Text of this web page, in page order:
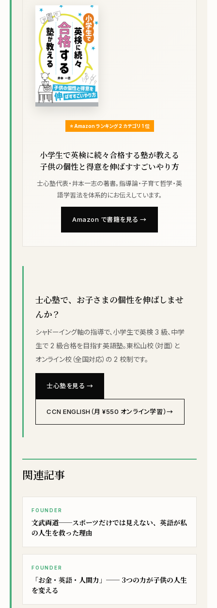
⭐ Amazon ランキング 2 カテゴリ 1 位
小学生で英検に続々合格する塾が教える
子供の個性と得意を伸ばすすごいやり方
士心塾代表・井本一志の著書。指導論・子育て哲学・英
語学習法を体系的にお伝えしています。
Amazon で書籍を見る →
士心塾で、お子さまの個性を伸ばしませ
んか？
シャドーイング軸の指導で、小学生で英検 3 級、中学
生で 2 級合格を目指す英語塾。東松山校（対面）と
オンライン校（全国対応）の 2 校制です。
士心塾を見る →
CCN ENGLISH（月 ¥550 オンライン学習）→
関連記事
FOUNDER
文武両道──スポーツだけでは見えない、英語が私
の人生を救った理由
FOUNDER
「お金・英語・人間力」── 3つの力が子供の人生
を変える